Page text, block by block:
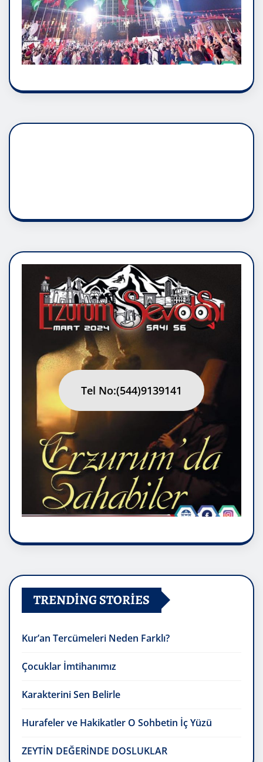
Tel No:(544)9139141
TRENDING STORIES
Kur’an Tercümeleri Neden Farklı?
Çocuklar İmtihanımız
Karakterini Sen Belirle
Hurafeler ve Hakikatler O Sohbetin İç Yüzü
ZEYTİN DEĞERİNDE DOSLUKLAR